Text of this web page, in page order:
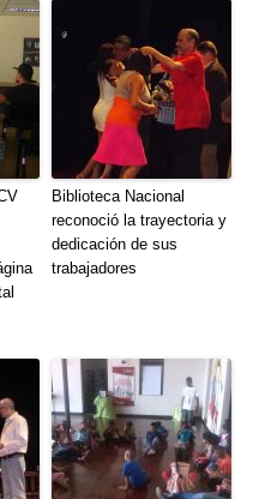
Biblioteca Nacional
reconoció la trayectoria y
dedicación de sus
trabajadores